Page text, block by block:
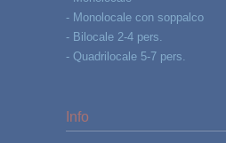
- Monolocale con soppalco
- Bilocale 2-4 pers.
- Quadrilocale 5-7 pers.
Info